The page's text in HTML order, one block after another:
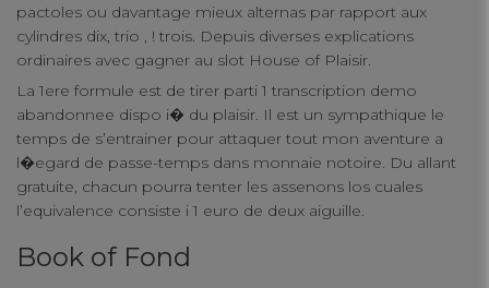
pactoles ou davantage mieux alternas par rapport aux
cylindres dix, trio , ! trois. Depuis diverses explications
ordinaires avec gagner au slot House of Plaisir.
La 1ere formule est de tirer parti 1 transcription demo
abandonnee dispo i� du plaisir. Il est un sympathique le
temps de s’entrainer pour attaquer tout mon aventure a
l�egard de passe-temps dans monnaie notoire. Du allant
gratuite, chacun pourra tenter les assenons los cuales
l’equivalence consiste i 1 euro de deux aiguille.
Book of Fond
Functional Cookies
Targeting Cookies